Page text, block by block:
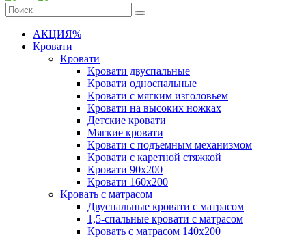
АКЦИЯ%
Кровати
Кровати
Кровати двуспальные
Кровати односпальные
Кровати с мягким изголовьем
Кровати на высоких ножках
Детские кровати
Мягкие кровати
Кровати с подъемным механизмом
Кровати с каретной стяжкой
Кровати 90х200
Кровати 160х200
Кровать с матрасом
Двуспальные кровати с матрасом
1,5-спальные кровати с матрасом
Кровать с матрасом 140х200